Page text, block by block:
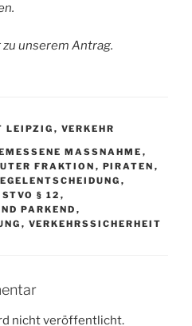
unserem Antrag.
LEIPZIG , VERKEHR
MASSNAHME
,
FRAKTION , PIRATEN ,
,
STVO § 12 ,
PARKEND ,
, VERKEHRSSICHERHEIT
nicht veröffentlicht.